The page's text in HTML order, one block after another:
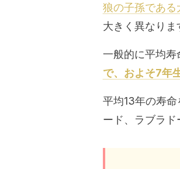
狼の子孫である
大きく異なりま
一般的に平均寿
で、およそ7年
平均13年の寿
ード、ラブラド